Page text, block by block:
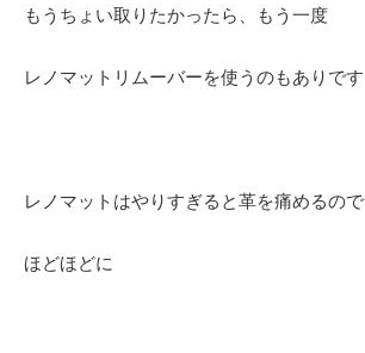
もうちょい取りたかったら、もう一度
レノマットリムーバーを使うのもありです
レノマットはやりすぎると革を痛めるので
ほどほどに